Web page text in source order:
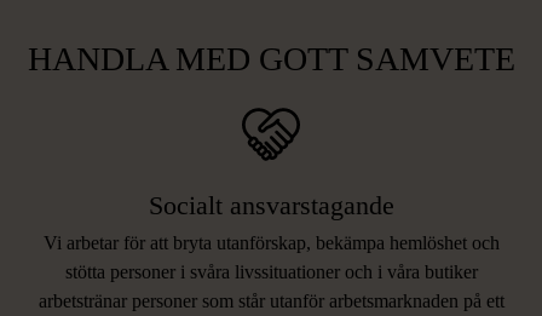
HANDLA MED GOTT SAMVETE
Socialt ansvarstagande
Vi arbetar för att bryta utanförskap, bekämpa hemlöshet och
stötta personer i svåra livssituationer och i våra butiker
arbetstränar personer som står utanför arbetsmarknaden på ett